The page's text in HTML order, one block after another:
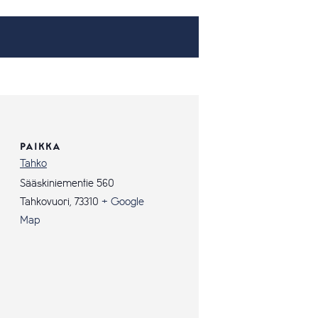
PAIKKA
Tahko
Sääskiniementie 560
Tahkovuori, 73310 + Google
Map